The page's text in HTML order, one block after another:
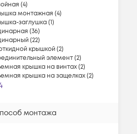
(4)
монтажная (4)
заглушка (1)
(36)
(22)
крышкой (2)
элемент (2)
крышка на винтах (2)
крышка на защелках (2)
монтажа